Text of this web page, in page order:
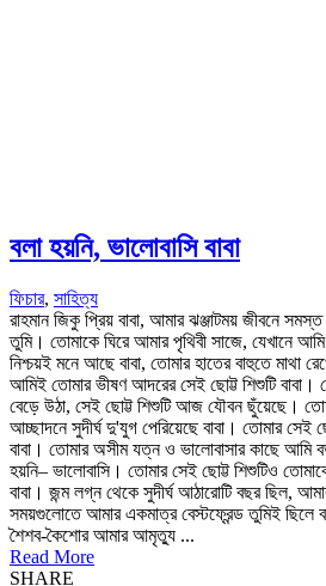
বলা হয়নি, ভালোবাসি বাবা
ফিচার, সাহিত্য
রাহমান জিকু প্রিয় বাবা, আমার ঝঞ্জাটময় জীবনে
তুমি। তোমাকে ঘিরে আমার পৃথিবী সাজে, যেখানে
নিশ্চয়ই মনে আছে বাবা, তোমার হাতের বাহুতে মাথা
আমিই তোমার ভীষণ আদরের সেই ছোট্ট শিশুটি
বেড়ে উঠা, সেই ছোট্ট শিশুটি আজ যৌবন ছুঁয়েছে।
আচ্ছাদনে সুদীর্ঘ দু'যুগ পেরিয়েছে বাবা। তোমার সেই
বাবা। তোমার অসীম যত্ন ও ভালোবাসার কাছে আমি
হয়নি– ভালোবাসি। তোমার সেই ছোট্ট শিশুটিও
বাবা। জন্ম লগ্ন থেকে সুদীর্ঘ আঠারোটি বছর ছিল,
সময়গুলোতে আমার একমাত্র বেস্টফ্রেন্ড তুমিই ছিলে
শৈশব-কৈশোর আমার আমৃত্যু ...
Read More
SHARE